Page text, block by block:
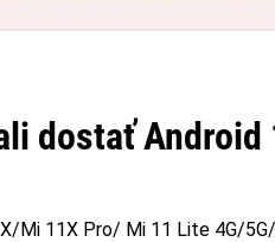
dostať Android
Mi 11X Pro/ Mi 11 Lite 4G/